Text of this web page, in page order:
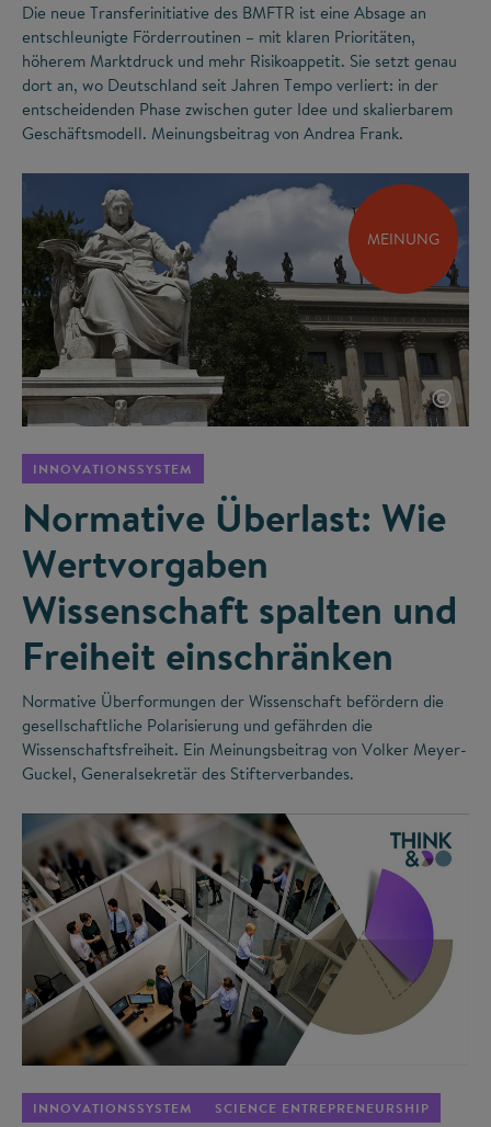
Die neue Transferinitiative des BMFTR ist eine Absage an
entschleunigte Förderroutinen – mit klaren Prioritäten,
höherem Marktdruck und mehr Risikoappetit. Sie setzt genau
dort an, wo Deutschland seit Jahren Tempo verliert: in der
entscheidenden Phase zwischen guter Idee und skalierbarem
Geschäftsmodell. Meinungsbeitrag von Andrea Frank.
MEINUNG
©
INNOVATIONSSYSTEM
Normative Überlast: Wie
Wertvorgaben
Wissenschaft spalten und
Freiheit einschränken
Normative Überformungen der Wissenschaft befördern die
gesellschaftliche Polarisierung und gefährden die
Wissenschaftsfreiheit. Ein Meinungsbeitrag von Volker Meyer-
Guckel, Generalsekretär des Stifterverbandes.
INNOVATIONSSYSTEM SCIENCE ENTREPRENEURSHIP